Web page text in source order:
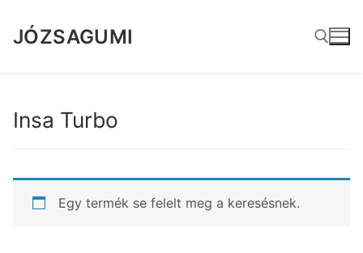
tartalomra
JÓZSAGUMI
Insa Turbo
Egy termék se felelt meg a keresésnek.